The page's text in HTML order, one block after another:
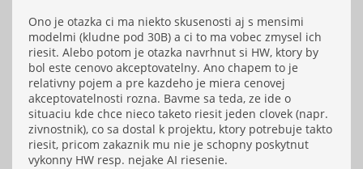
Ono je otazka ci ma niekto skusenosti aj s mensimi
modelmi (kludne pod 30B) a ci to ma vobec zmysel ich
riesit. Alebo potom je otazka navrhnut si HW, ktory by
bol este cenovo akceptovatelny. Ano chapem to je
relativny pojem a pre kazdeho je miera cenovej
akceptovatelnosti rozna. Bavme sa teda, ze ide o
situaciu kde chce nieco taketo riesit jeden clovek (napr.
zivnostnik), co sa dostal k projektu, ktory potrebuje takto
riesit, pricom zakaznik mu nie je schopny poskytnut
vykonny HW resp. nejake AI riesenie.